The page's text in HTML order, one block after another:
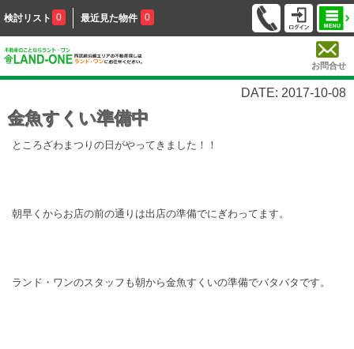
検討リスト 0 最近見た物件 0
お問合せ
DATE: 2017-10-08
金魚すくい準備中
ところざわまつりの日がやってきました！！
朝早くからお店の前の通りは出店の準備でにぎわってます。
ランド・ワンのスタッフも朝から金魚すくいの準備でバタバタです。